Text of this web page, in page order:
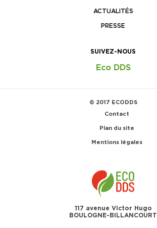
ACTUALITÉS
PRESSE
SUIVEZ-NOUS
Eco DDS
© 2017 ECODDS
Contact
Plan du site
Mentions légales
117 avenue Victor Hugo
BOULOGNE-BILLANCOURT